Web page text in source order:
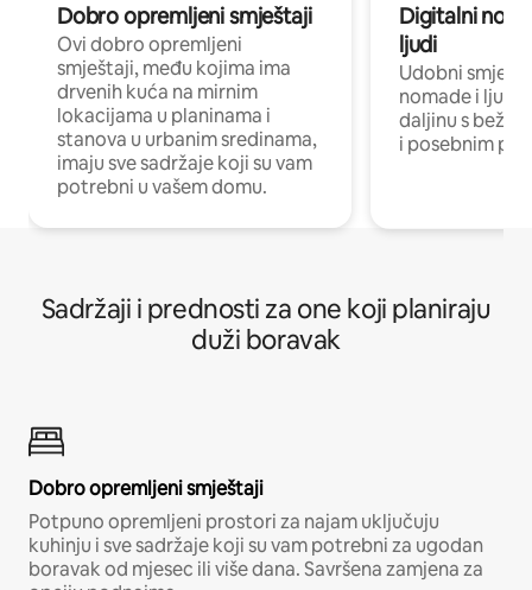
Dobro opremljeni smještaji
Ovi dobro opremljeni
smještaji, među kojima ima
drvenih kuća na mirnim
lokacijama u planinama i
stanova u urbanim sredinama,
imaju sve sadržaje koji su vam
potrebni u vašem domu.
Digitalni
ljudi
Udobni
nomade i ljude
daljinu s
i posebnim
Sadržaji i prednosti za one koji planiraju
duži boravak
Dobro opremljeni smještaji
Potpuno opremljeni prostori za najam uključuju
kuhinju i sve sadržaje koji su vam potrebni za ugodan
boravak od mjesec ili više dana. Savršena zamjena za